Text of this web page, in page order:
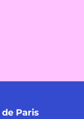
Paris